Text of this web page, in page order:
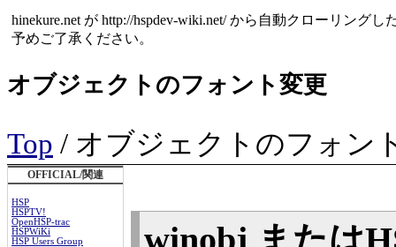
hinekure.net が http://hspdev-wiki.net/ から自動クローリング
予めご了承ください。
オブジェクトのフォント変更
Top / オブジェクトのフォン
OFFICIAL/関連
HSP
HSPTV!
OpenHSP-trac
HSPWiKi
HSP Users Group